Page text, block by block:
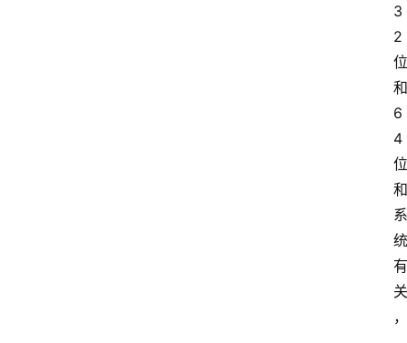
3
2
位
和
6
4
位
和
系
统
有
关
，